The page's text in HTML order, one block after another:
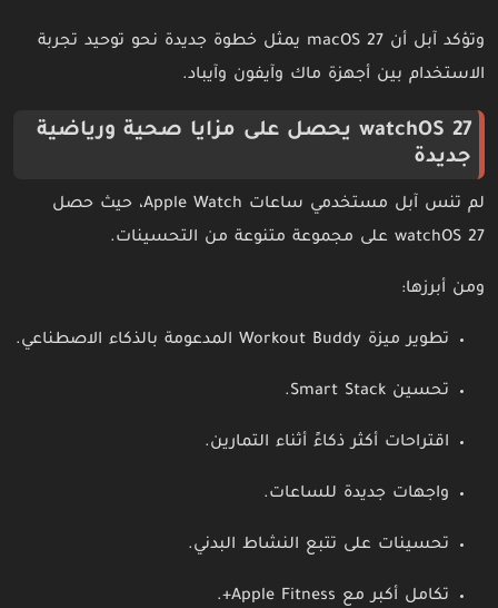
وتؤكد آبل أن macOS 27 يمثل خطوة جديدة نحو توحيد تجربة
الاستخدام بين أجهزة ماك وآيفون وآيباد.
watchOS 27 يحصل على مزايا صحية ورياضية
جديدة
لم تنس آبل مستخدمي ساعات Apple Watch، حيث حصل
watchOS 27 على مجموعة متنوعة من التحسينات.
ومن أبرزها:
تطوير ميزة Workout Buddy المدعومة بالذكاء الاصطناعي.
تحسين Smart Stack.
اقتراحات أكثر ذكاءً أثناء التمارين.
واجهات جديدة للساعات.
تحسينات على تتبع النشاط البدني.
تكامل أكبر مع Apple Fitness+.